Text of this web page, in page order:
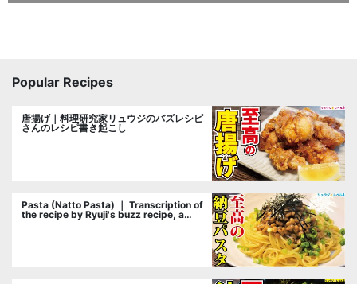
Popular Recipes
唐揚げ｜料理研究家リュウジのバズレシピ
さんのレシピ書き起こし
Pasta (Natto Pasta) ｜ Transcription of
the recipe by Ryuji's buzz recipe, a
cooking researcher